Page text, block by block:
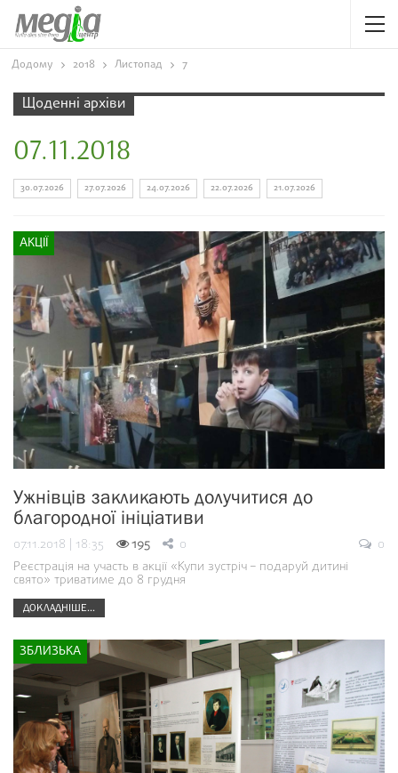
Додому 2018 Листопад 7
Щоденні архіви
07.11.2018
30.07.2026 27.07.2026 24.07.2026 22.07.2026 21.07.2026
АКЦІЇ
Ужнівців закликають долучитися до
благородної ініціативи
07.11.2018 | 18:35 195 0
0
Реєстрація на участь в акції «Купи зустріч – подаруй дитині
свято» триватиме до 8 грудня
ДОКЛАДНІШЕ...
ЗБЛИЗЬКА